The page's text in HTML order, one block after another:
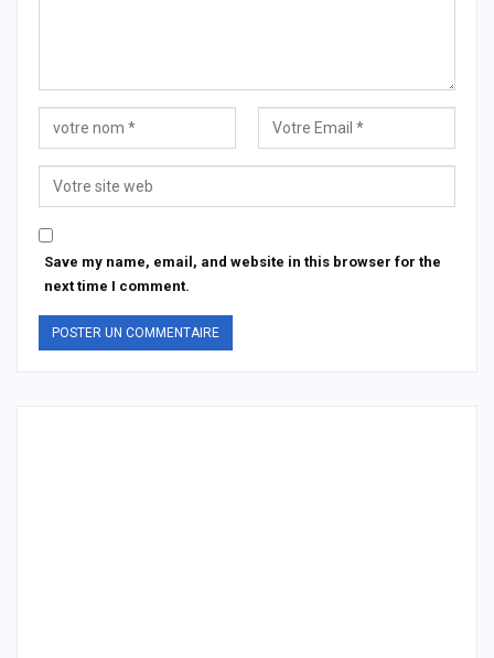
Save my name, email, and website in this browser for the
next time I comment.